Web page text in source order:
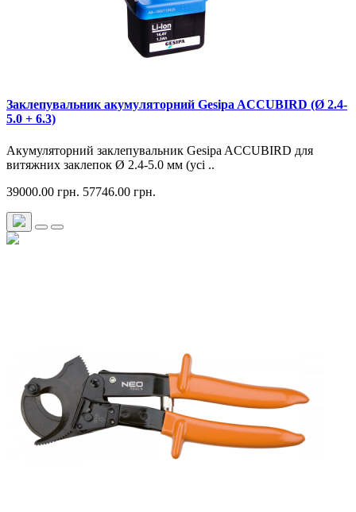
Заклепувальник акумуляторний Gesipa ACCUBIRD (Ø 2.4-
5.0 + 6.3)
Акумуляторний заклепувальник Gesipa ACCUBIRD для
витяжних заклепок Ø 2.4-5.0 мм (усі ..
39000.00 грн. 57746.00 грн.